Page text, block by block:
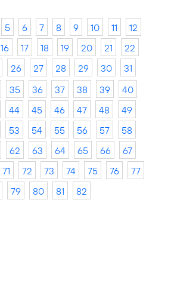
5 6 7 8 9 10 11
12
16 17 18 19 20 21
22
26 27 28 29 30
31
35 36 37 38 39
40
44 45 46 47 48
49
53 54 55 56 57
58
62 63 64 65 66
67
71 72 73 74 75 76
77
79 80 81 82